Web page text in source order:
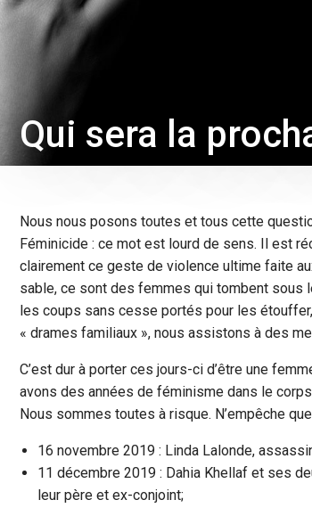
Qui sera la
Nous nous posons toutes et tous cette
Féminicide : ce mot est lourd de sens. Il est
clairement ce geste de violence ultime faite
sable, ce sont des femmes qui tombent sous
les coups sans cesse portés pour les
« drames familiaux », nous assistons à des
C’est dur à porter ces jours-ci d’être une
avons des années de féminisme dans le
Nous sommes toutes à risque. N’empêche
16 novembre 2019 : Linda Lalonde,
11 décembre 2019 : Dahia Khellaf et ses
leur père et ex-conjoint;